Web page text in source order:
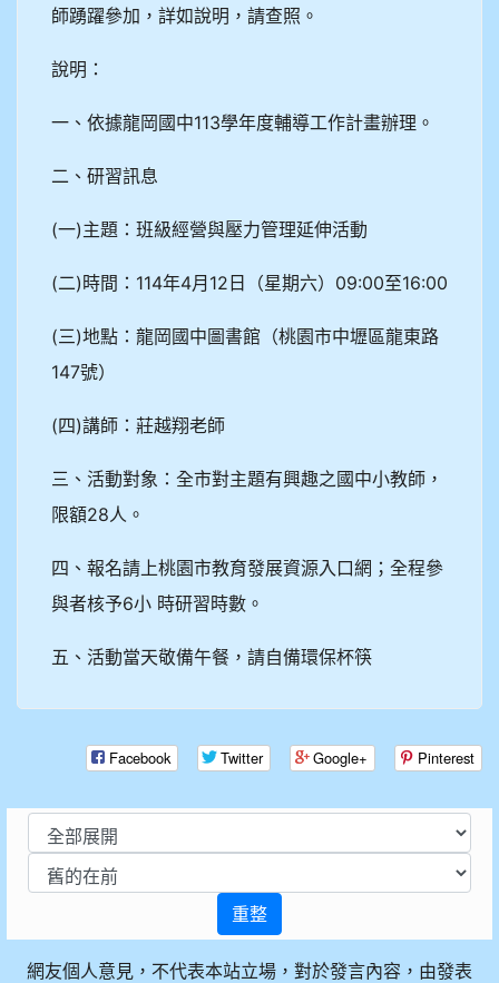
師踴躍參加，詳如說明，請查照。
說明：
一、依據龍岡國中113學年度輔導工作計畫辦理。
二、研習訊息
(一)主題：班級經營與壓力管理延伸活動
(二)時間：114年4月12日（星期六）09:00至16:00
(三)地點：龍岡國中圖書館（桃園市中壢區龍東路
147號）
(四)講師：莊越翔老師
三、活動對象：全市對主題有興趣之國中小教師，
限額28人。
四、報名請上桃園市教育發展資源入口網；全程參
與者核予6小 時研習時數。
五、活動當天敬備午餐，請自備環保杯筷
Facebook Twitter Google+ Pinterest
重整
網友個人意見，不代表本站立場，對於發言內容，由發表